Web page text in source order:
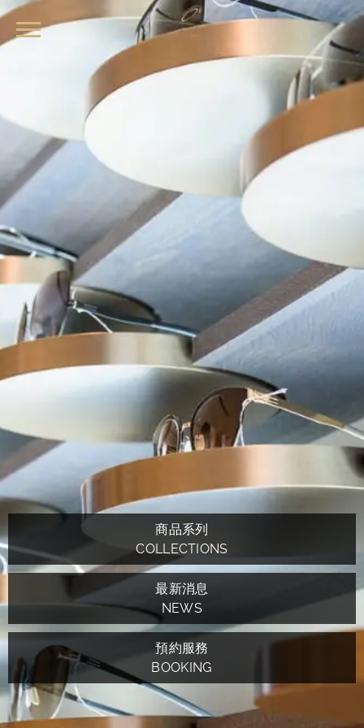
品牌眼鏡、精品墨鏡、名牌太陽眼
商品系列
COLLECTIONS
最新消息
NEWS
預約服務
BOOKING